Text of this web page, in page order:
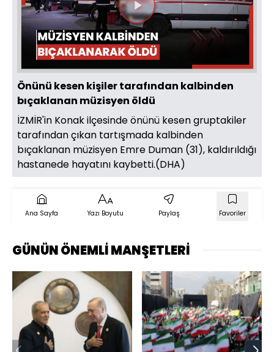
Videoyu
Oynat
Önünü kesen kişiler tarafından kalbinden
bıçaklanan müzisyen öldü
İZMİR'in Konak ilçesinde önünü kesen gruptakiler
tarafından çıkan tartışmada kalbinden
bıçaklanan müzisyen Emre Duman (31), kaldırıldığı
hastanede hayatını kaybetti.(DHA)
Ana Sayfa Yazı Boyutu Paylaş Favoriler
GÜNÜN ÖNEMLİ MANŞETLERİ